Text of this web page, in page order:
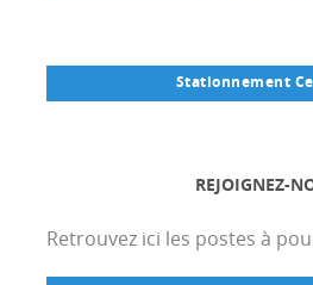
Stationnement
REJOIGNEZ-
Retrouvez ici les postes à